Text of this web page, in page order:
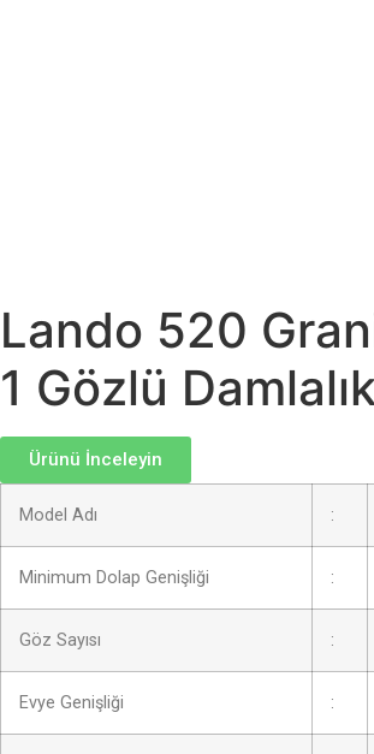
Lando 520
1 Gözlü
Ürünü İnceleyin
Model Adı :
Minimum Dolap Genişliği :
Göz Sayısı :
Evye Genişliği :